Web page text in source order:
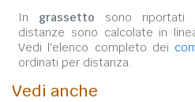
In grassetto sono riportati
distanze sono calcolate in
Vedi l'elenco completo dei
ordinati per distanza.
Vedi anche